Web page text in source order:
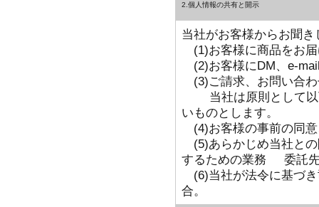
2.個人情報の共有と開示
当社がお客様からお聞
(1)お客様に商品をお
(2)お客様にDM、e-
(3)ご請求、お問い合
当社は原則として以
いものとします。
(4)お客様の事前の同
(5)あらかじめ当社と
するための業務 委託先
(6)当社が法令に基づ
合。